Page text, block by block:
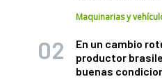
Maquinarias y
En un cambio
productor
buenas